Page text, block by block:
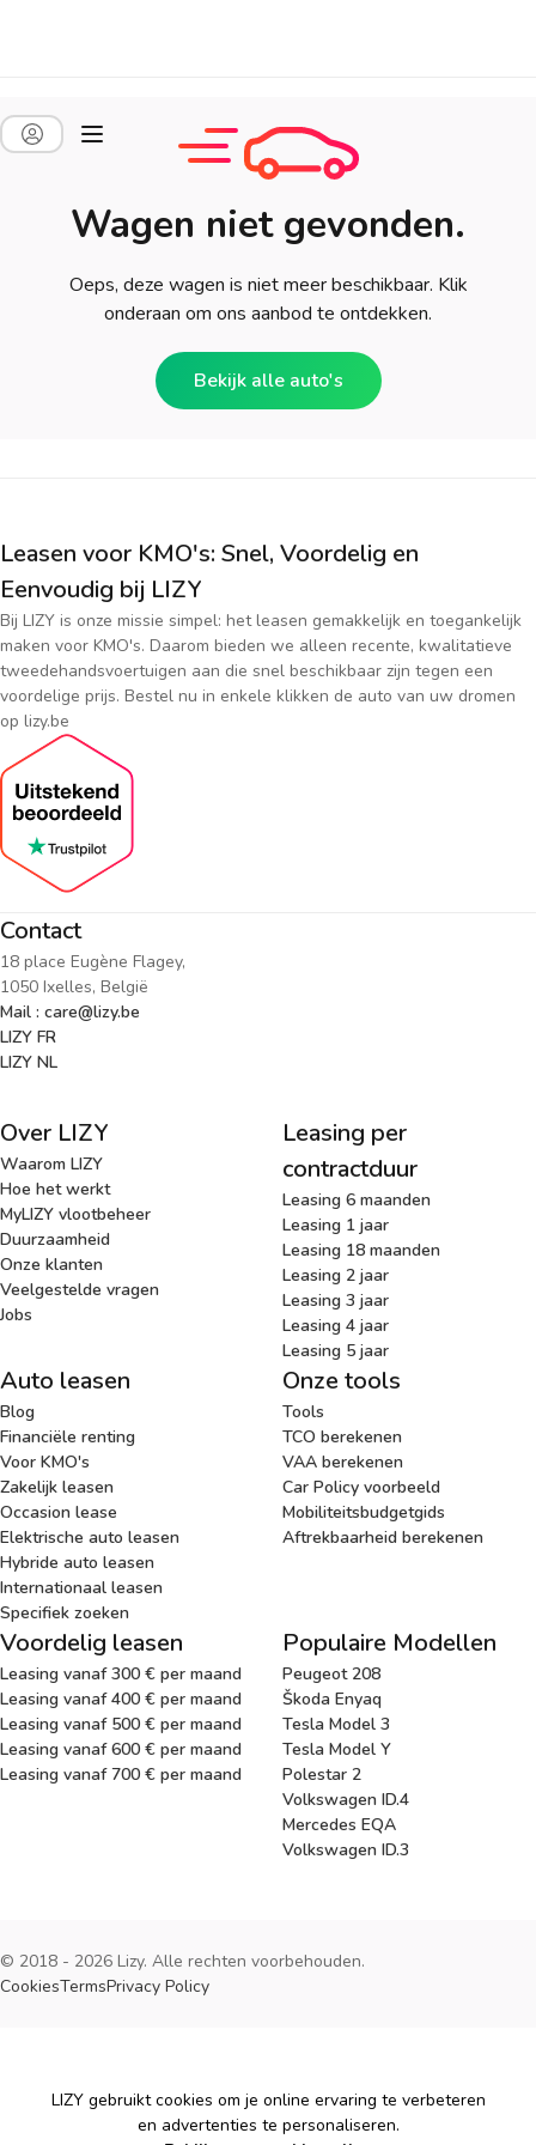
Wagen niet gevonden.
Oeps, deze wagen is niet meer beschikbaar. Klik
onderaan om ons aanbod te ontdekken.
Bekijk alle auto's
Leasen voor KMO's: Snel, Voordelig en
Eenvoudig bij LIZY
Bij LIZY is onze missie simpel: het leasen gemakkelijk en toegankelijk
maken voor KMO's. Daarom bieden we alleen recente, kwalitatieve
tweedehandsvoertuigen aan die snel beschikbaar zijn tegen een
voordelige prijs. Bestel nu in enkele klikken de auto van uw dromen
op lizy.be
Contact
18 place Eugène Flagey,
1050 Ixelles, België
Mail : care@lizy.be
LIZY FR
LIZY NL
Over LIZY
Waarom LIZY
Hoe het werkt
MyLIZY vlootbeheer
Duurzaamheid
Onze klanten
Veelgestelde vragen
Jobs
Leasing per
contractduur
Leasing 6 maanden
Leasing 1 jaar
Leasing 18 maanden
Leasing 2 jaar
Leasing 3 jaar
Leasing 4 jaar
Leasing 5 jaar
Auto leasen
Blog
Financiële renting
Voor KMO's
Zakelijk leasen
Occasion lease
Elektrische auto leasen
Hybride auto leasen
Internationaal leasen
Specifiek zoeken
Onze tools
Tools
TCO berekenen
VAA berekenen
Car Policy voorbeeld
Mobiliteitsbudgetgids
Aftrekbaarheid berekenen
Voordelig leasen
Leasing vanaf 300 € per maand
Leasing vanaf 400 € per maand
Leasing vanaf 500 € per maand
Leasing vanaf 600 € per maand
Leasing vanaf 700 € per maand
Populaire Modellen
Peugeot 208
Škoda Enyaq
Tesla Model 3
Tesla Model Y
Polestar 2
Volkswagen ID.4
Mercedes EQA
Volkswagen ID.3
© 2018 - 2026 Lizy. Alle rechten voorbehouden.
CookiesTermsPrivacy Policy
Cookies
LIZY gebruikt cookies om je online ervaring te verbeteren
en advertenties te personaliseren.